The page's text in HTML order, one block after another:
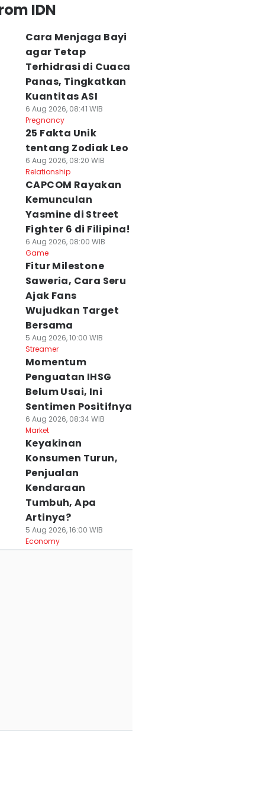
IDN
Cara Menjaga Bayi
agar Tetap
Terhidrasi di Cuaca
Panas, Tingkatkan
Kuantitas ASI
6 Aug 2026, 08:41 WIB
Pregnancy
25 Fakta Unik
tentang Zodiak Leo
6 Aug 2026, 08:20 WIB
Relationship
CAPCOM Rayakan
Kemunculan
Yasmine di Street
Fighter 6 di Filipina!
6 Aug 2026, 08:00 WIB
Game
Fitur Milestone
Saweria, Cara Seru
Ajak Fans
Wujudkan Target
Bersama
5 Aug 2026, 10:00 WIB
Streamer
Momentum
Penguatan IHSG
Belum Usai, Ini
Sentimen Positifnya
6 Aug 2026, 08:34 WIB
Market
Keyakinan
Konsumen Turun,
Penjualan
Kendaraan
Tumbuh, Apa
Artinya?
5 Aug 2026, 16:00 WIB
Economy